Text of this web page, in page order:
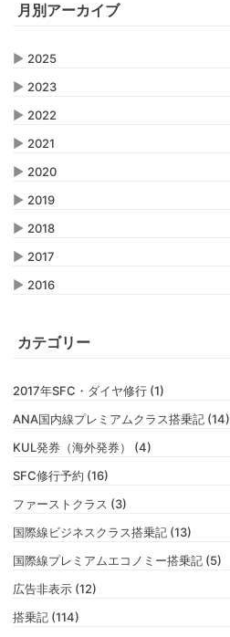
月別アーカイブ
▶ 2025
▶ 2023
▶ 2022
▶ 2021
▶ 2020
▶ 2019
▶ 2018
▶ 2017
▶ 2016
カテゴリー
2017年SFC・ダイヤ修行 (1)
ANA国内線プレミアムクラス搭乗記 (14)
KUL発券（海外発券） (4)
SFC修行予約 (16)
ファーストクラス (3)
国際線ビジネスクラス搭乗記 (13)
国際線プレミアムエコノミー搭乗記 (5)
広告非表示 (12)
搭乗記 (114)